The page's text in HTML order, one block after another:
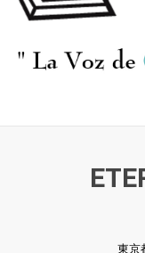
尉Op.60
東京